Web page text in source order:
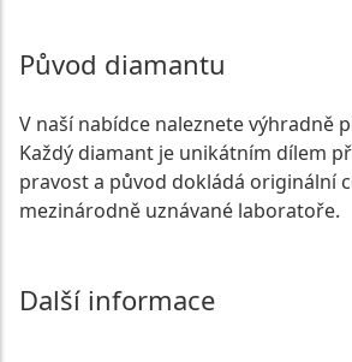
Původ diamantu
V naší nabídce naleznete výhradně
Každý diamant je unikátním dílem
pravost a původ dokládá originální
mezinárodně uznávané laboratoře.
Další informace